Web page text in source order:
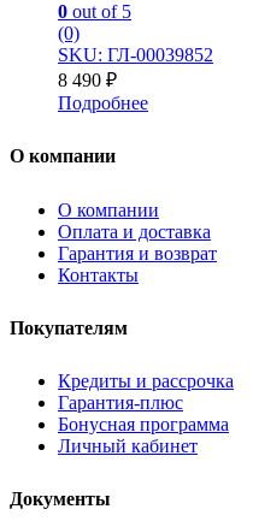
0 out of 5
(0)
SKU: ГЛ-00039852
8 490 ₽
Подробнее
О компании
О компании
Оплата и доставка
Гарантия и возврат
Контакты
Покупателям
Кредиты и рассрочка
Гарантия-плюс
Бонусная программа
Личный кабинет
Документы